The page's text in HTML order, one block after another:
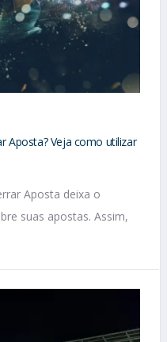
Aposta? Veja como utilizar
Aposta deixa o
suas apostas. Assim,